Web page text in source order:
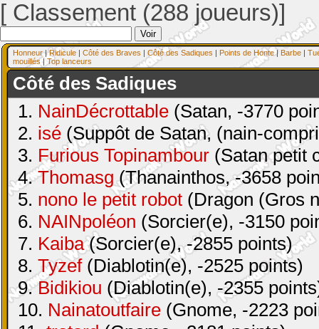
[ Classement (288 joueurs)]
Honneur|Ridicule | Côté des Braves | Côté des Sadiques | Points de Honte| Barbe |
mouillés| Top lanceurs
Côté des Sadiques
1. NainDécrottable (Satan, -3770
2. isé (Suppôt de Satan, (nain-
3. Furious Topinambour (Satan petit
4.Thomasg(Thanainthos, -3658
5. nono le petit robot (Dragon (Gros
6. NAINpoléon (Sorcier(e), -3150
7. Kaiba(Sorcier(e), -2855 points)
8. Tyzef(Diablotin(e), -2525 points)
9.Bidikiou (Diablotin(e), -2355
10. Nainatoutfaire (Gnome, -2223